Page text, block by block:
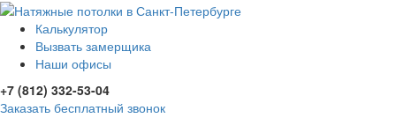
Калькулятор
Вызвать замерщика
Наши офисы
+7 (812) 332-53-04
Заказать бесплатный звонок